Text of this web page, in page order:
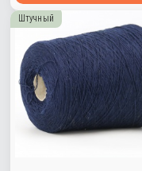
Штучный